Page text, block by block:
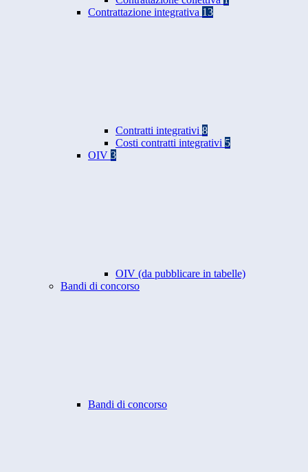
Contrattazione integrativa 13
Contratti integrativi 8
Costi contratti integrativi 5
OIV 3
OIV (da pubblicare in tabelle)
Bandi di concorso
Bandi di concorso